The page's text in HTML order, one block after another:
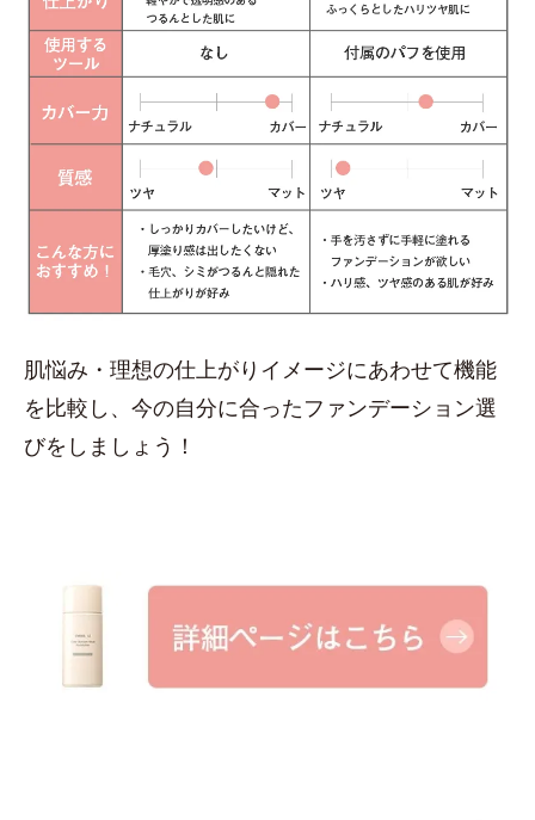
肌悩み・理想の仕上がりイメージにあわせて機能
を比較し、今の自分に合ったファンデーション選
びをしましょう！